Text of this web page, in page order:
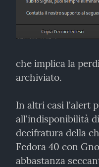
che implica la
archiviato.
In altri casi l'alert
all'indisponibilità
decifratura della
Fedora 40 con
abbastanza